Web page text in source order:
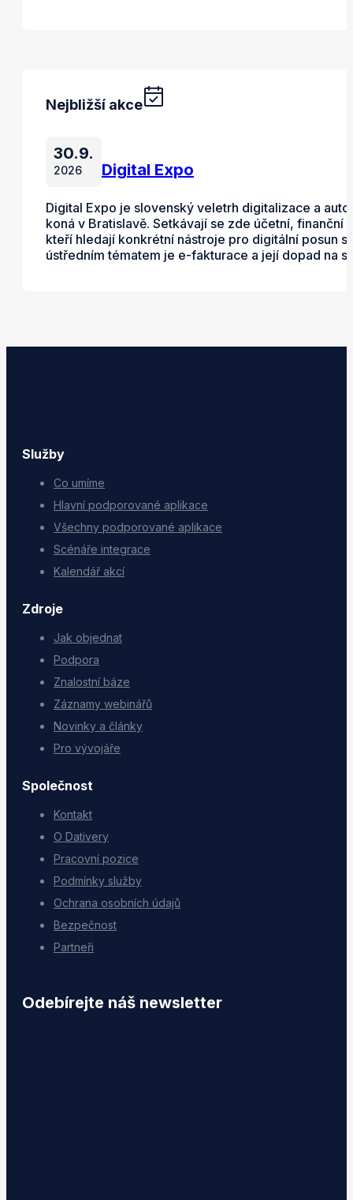
Nejbližší akce
30.9.
2026 Digital Expo
Digital Expo je slovenský veletrh digitalizace a
koná v Bratislavě. Setkávají se zde účetní, finanční
kteří hledají konkrétní nástroje pro digitální posun
ústředním tématem je e-fakturace a její dopad na
Služby
Co umíme
Hlavní podporované aplikace
Všechny podporované aplikace
Scénáře integrace
Kalendář akcí
Zdroje
Jak objednat
Podpora
Znalostní báze
Záznamy webinářů
Novinky a články
Pro vývojáře
Společnost
Kontakt
O Dativery
Pracovní pozice
Podmínky služby
Ochrana osobních údajů
Bezpečnost
Partneři
Odebírejte náš newsletter